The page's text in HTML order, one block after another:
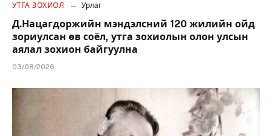
УТГА ЗОХИОЛ Урлаг
Д.Нацагдоржийн мэндэлсний 120 жилийн ойд
зориулсан өв соёл, утга зохиолын олон улсын
аялал зохион байгуулна
03/08/2026